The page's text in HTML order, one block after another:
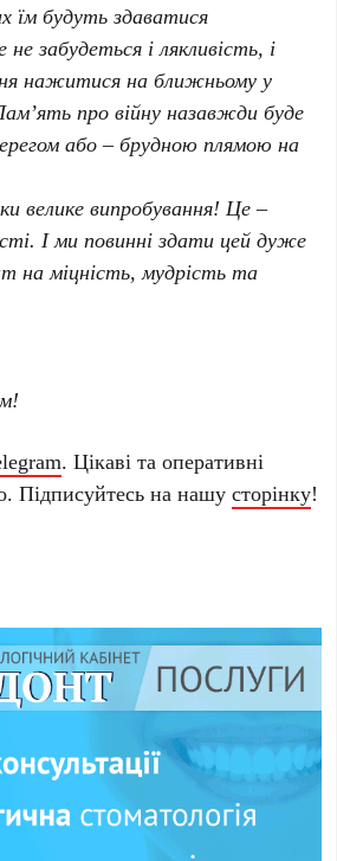
їм будуть здаватися
забудеться і лякливість, і
нажитися на ближньому у
про війну назавжди буде
або – брудною плямою на
велике випробування! Це –
І ми повинні здати цей дуже
на міцність, мудрість та
. Цікаві та оперативні
Підписуйтесь на нашусторінку!